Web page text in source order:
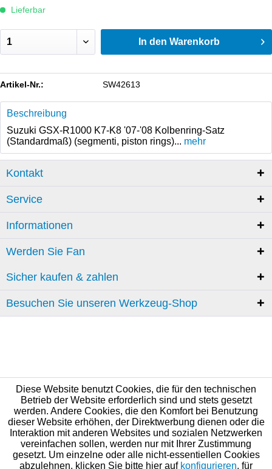
Lieferbar
In den Warenkorb
Artikel-Nr.: SW42613
Beschreibung
Suzuki GSX-R1000 K7-K8 '07-'08 Kolbenring-Satz
(Standardmaß) (segmenti, piston rings)... mehr
Kontakt
Service
Informationen
Werden Sie Fan
Sicher kaufen & zahlen
Besuchen Sie unseren Werkzeug-Shop
Diese Website benutzt Cookies, die für den technischen
Betrieb der Website erforderlich sind und stets gesetzt
werden. Andere Cookies, die den Komfort bei Benutzung
dieser Website erhöhen, der Direktwerbung dienen oder die
Interaktion mit anderen Websites und sozialen Netzwerken
vereinfachen sollen, werden nur mit Ihrer Zustimmung
gesetzt. Um einzelne oder alle nicht-essentiellen Cookies
abzulehnen, klicken Sie bitte hier auf konfigurieren, für